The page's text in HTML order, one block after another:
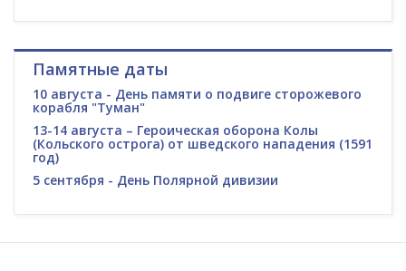
Памятные даты
10 августа - День памяти о подвиге сторожевого
корабля "Туман"
13-14 августа – Героическая оборона Колы
(Кольского острога) от шведского нападения (1591
год)
5 сентября - День Полярной дивизии